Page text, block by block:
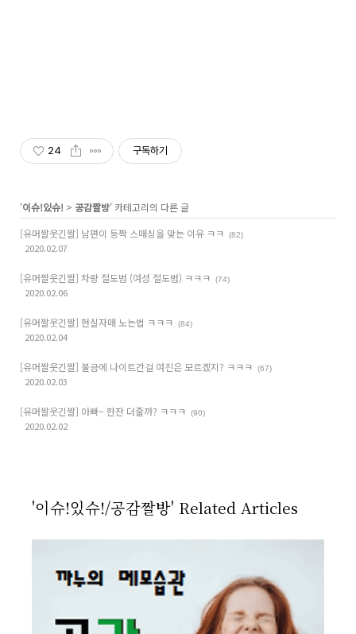
24 구독하기
'이슈!있슈! > 공감짤방' 카테고리의 다른 글
[유머짤웃긴짤] 남편이 등짝 스매싱을 맞는 이유 ㅋㅋ
(82)
2020.02.07
[유머짤웃긴짤] 차량 절도범 (여성 절도범) ㅋㅋㅋ (74)
2020.02.06
[유머짤웃긴짤] 현실자매 노는법 ㅋㅋㅋ (84)
2020.02.04
[유머짤웃긴짤] 불금에 나이트간걸 여친은 모르겠지? ㅋㅋㅋ (67)
2020.02.03
[유머짤웃긴짤] 아빠~ 한잔 더줄까? ㅋㅋㅋ (90)
2020.02.02
'이슈!있슈!/공감짤방' Related Articles